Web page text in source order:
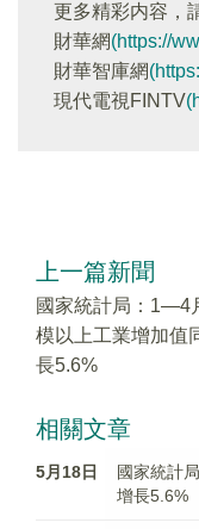
更多精彩内容，
財華網(https://
財華智庫網
現代電視FINTV
上一篇新聞
國家統計局：1—4
模以上工業增加值
長5.6%
相關文章
5月18日
國家統計
增長5.6%